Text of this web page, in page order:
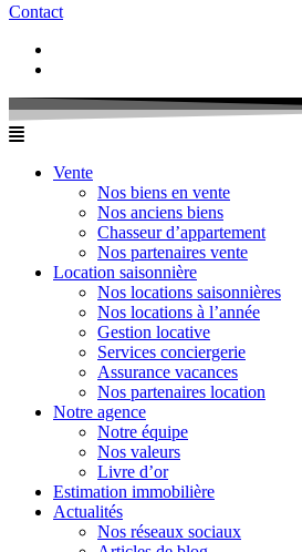
Contact
Vente
Nos biens en vente
Nos anciens biens
Chasseur d’appartement
Nos partenaires vente
Location saisonnière
Nos locations saisonnières
Nos locations à l’année
Gestion locative
Services conciergerie
Assurance vacances
Nos partenaires location
Notre agence
Notre équipe
Nos valeurs
Livre d’or
Estimation immobilière
Actualités
Nos réseaux sociaux